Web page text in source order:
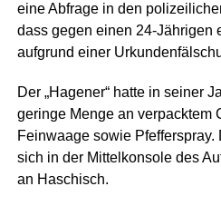
eine Abfrage in den
dass gegen einen 24-Jährigen
aufgrund einer
Der „Hagener“ hatte in seiner
geringe Menge an verpacktem
Feinwaage sowie Pfefferspray.
sich in der Mittelkonsole des
an Haschisch.